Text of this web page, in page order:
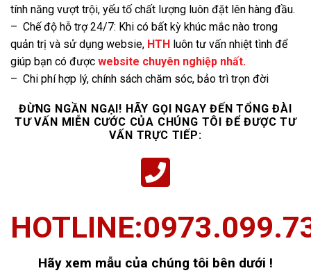
tính năng vượt trội, yếu tố chất lượng luôn đặt lên hàng đầu.
– Chế độ hỗ trợ 24/7: Khi có bất kỳ khúc mắc nào trong
quản trị và sử dụng websie, HTH luôn tư vấn nhiệt tình để
giúp bạn có được website chuyên nghiệp nhất.
– Chi phí hợp lý, chính sách chăm sóc, bảo trì trọn đời
ĐỪNG NGẦN NGẠI! HÃY GỌI NGAY ĐẾN TỔNG ĐÀI
TƯ VẤN MIỄN CƯỚC CỦA CHÚNG TÔI ĐỂ ĐƯỢC TƯ
VẤN TRỰC TIẾP:
Hãy xem mẫu của chúng tôi bên dưới !